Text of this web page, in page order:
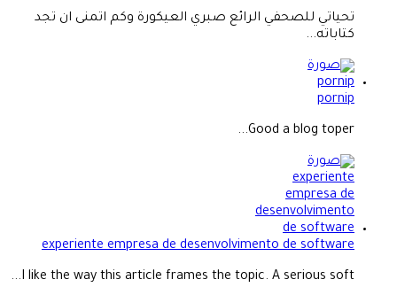
تحياتي للصحفي الرائع صبري العيكورة وكم اتمنى ان تجد
كتاباته...
pornip
Good a blog toper...
experiente empresa de desenvolvimento de software
I like the way this article frames the topic. A serious soft...